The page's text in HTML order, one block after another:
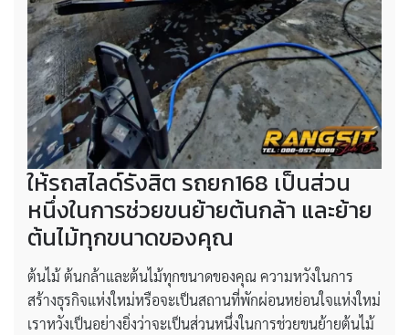
ให้รถสไลด์รังสิต รถยก168 เป็นส่วน
หนึ่งในการช่วยขนย้ายต้นกล้า และย้าย
ต้นไม้ทุกขนาดของคุณ
ต้นไม้ ต้นกล้าและต้นไม้ทุกขนาดของคุณ ความหวังในการ
สร้างธุรกิจแห่งใหม่หรือจะเป็นสถานที่พักผ่อนหย่อนใจแห่งใหม่
เราหวังเป็นอย่างยิ่งว่าจะเป็นส่วนหนึ่งในการช่วยขนย้ายต้นไม้